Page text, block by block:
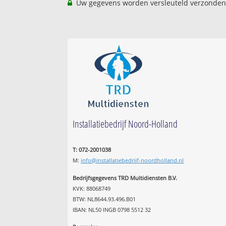
Uw gegevens worden versleuteld
Installatiebedrijf Noord-Holland
T: 072-2001038
M: info@installatiebedrijf-noordholland.nl
Bedrijfsgegevens TRD Multidiensten B.V.
KVK: 88068749
BTW: NL8644.93.496.B01
IBAN: NL50 INGB 0798 5512 32